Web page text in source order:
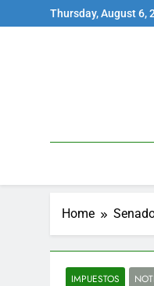
to
Thursday, August 6,
Home
IMPUESTOS